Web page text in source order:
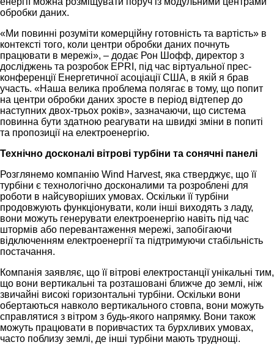
обробки даних.
«Ми повинні розуміти комерційну готовність та вартість» в
контексті того, коли центри обробки даних почнуть
працювати в мережі», – додає Рон Шофф, директор з
досліджень та розробок EPRI, під час віртуальної прес-
конференції Енергетичної асоціації США, в якій я брав
участь. «Наша велика проблема полягає в тому, що попит
на центри обробки даних зросте в період відтепер до
наступних двох-трьох років», зазначаючи, що система
повинна бути здатною реагувати на швидкі зміни в попиті
та пропозиції на електроенергію.
Технічно досконалі вітрові турбіни та сонячні панелі
Розглянемо компанію Wind Harvest, яка стверджує, що її
турбіни є технологічно досконалими та розроблені для
роботи в найсуворіших умовах. Оскільки її турбіни
продовжують функціонувати, коли інші виходять з ладу,
вони можуть генерувати електроенергію навіть під час
штормів або перевантаження мережі, запобігаючи
відключенням електроенергії та підтримуючи стабільність
постачання.
Компанія заявляє, що її вітрові електростанції унікальні тим,
що вони вертикальні та розташовані ближче до землі, ніж
звичайні високі горизонтальні турбіни. Оскільки вони
обертаються навколо вертикального стовпа, вони можуть
справлятися з вітром з будь-якого напрямку. Вони також
можуть працювати в поривчастих та бурхливих умовах,
часто поблизу землі, де інші турбіни мають труднощі.